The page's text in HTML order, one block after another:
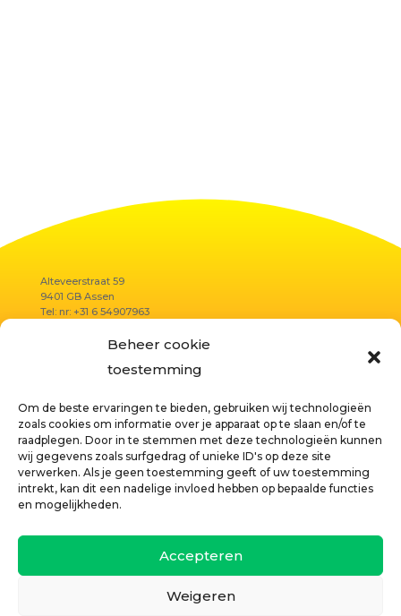
Beheer cookie
toestemming
Om de beste ervaringen te bieden, gebruiken wij technologieën
zoals cookies om informatie over je apparaat op te slaan en/of te
raadplegen. Door in te stemmen met deze technologieën kunnen
wij gegevens zoals surfgedrag of unieke ID's op deze site
verwerken. Als je geen toestemming geeft of uw toestemming
intrekt, kan dit een nadelige invloed hebben op bepaalde functies
en mogelijkheden.
Accepteren
Weigeren
Alteveerstraat 59
9401 GB Assen
Tel: nr: +31 6 54907963
67460534
Privacyverklaring
Algemene voorwaarden
Disclaimer
Cookies
Alle rechten zijn voorbehouden ©
Summer Koster – Reflectielab